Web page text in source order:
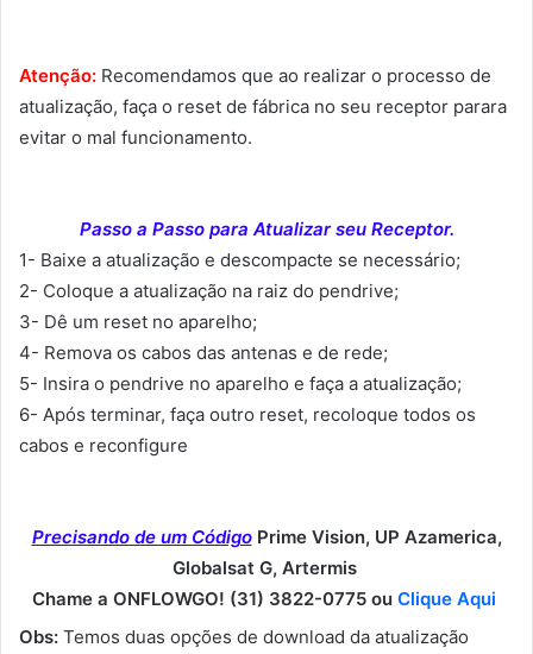
Atenção: Recomendamos que ao realizar o processo de
atualização, faça o reset de fábrica no seu receptor parara
evitar o mal funcionamento.
Passo a Passo para Atualizar seu Receptor.
1- Baixe a atualização e descompacte se necessário;
2- Coloque a atualização na raiz do pendrive;
3- Dê um reset no aparelho;
4- Remova os cabos das antenas e de rede;
5- Insira o pendrive no aparelho e faça a atualização;
6- Após terminar, faça outro reset, recoloque todos os
cabos e reconfigure
Precisando de um Código Prime Vision, UP Azamerica,
Globalsat G, Artermis
Chame a ONFLOWGO! (31) 3822-0775 ou Clique Aqui
Obs: Temos duas opções de download da atualização